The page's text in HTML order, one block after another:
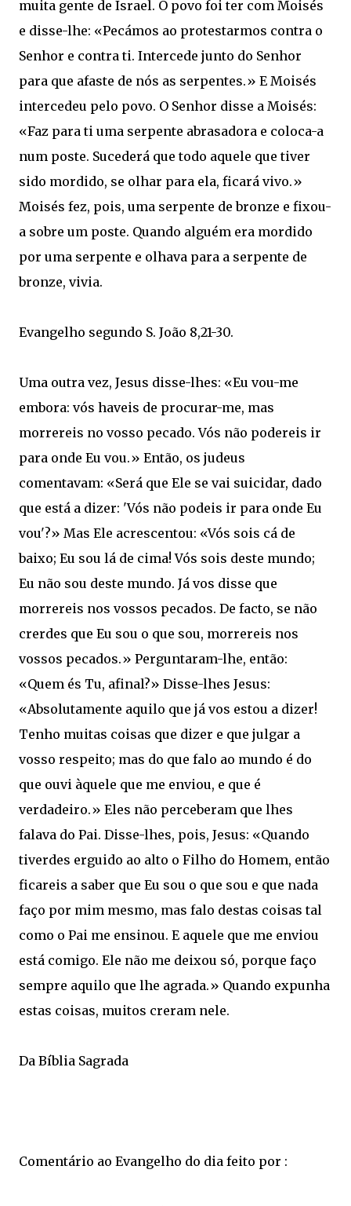
muita gente de Israel. O povo foi ter com Moisés
e disse-lhe: «Pecámos ao protestarmos contra o
Senhor e contra ti. Intercede junto do Senhor
para que afaste de nós as serpentes.» E Moisés
intercedeu pelo povo. O Senhor disse a Moisés:
«Faz para ti uma serpente abrasadora e coloca-a
num poste. Sucederá que todo aquele que tiver
sido mordido, se olhar para ela, ficará vivo.»
Moisés fez, pois, uma serpente de bronze e fixou-
a sobre um poste. Quando alguém era mordido
por uma serpente e olhava para a serpente de
bronze, vivia.
Evangelho segundo S. João 8,21-30.
Uma outra vez, Jesus disse-lhes: «Eu vou-me
embora: vós haveis de procurar-me, mas
morrereis no vosso pecado. Vós não podereis ir
para onde Eu vou.» Então, os judeus
comentavam: «Será que Ele se vai suicidar, dado
que está a dizer: 'Vós não podeis ir para onde Eu
vou'?» Mas Ele acrescentou: «Vós sois cá de
baixo; Eu sou lá de cima! Vós sois deste mundo;
Eu não sou deste mundo. Já vos disse que
morrereis nos vossos pecados. De facto, se não
crerdes que Eu sou o que sou, morrereis nos
vossos pecados.» Perguntaram-lhe, então:
«Quem és Tu, afinal?» Disse-lhes Jesus:
«Absolutamente aquilo que já vos estou a dizer!
Tenho muitas coisas que dizer e que julgar a
vosso respeito; mas do que falo ao mundo é do
que ouvi àquele que me enviou, e que é
verdadeiro.» Eles não perceberam que lhes
falava do Pai. Disse-lhes, pois, Jesus: «Quando
tiverdes erguido ao alto o Filho do Homem, então
ficareis a saber que Eu sou o que sou e que nada
faço por mim mesmo, mas falo destas coisas tal
como o Pai me ensinou. E aquele que me enviou
está comigo. Ele não me deixou só, porque faço
sempre aquilo que lhe agrada.» Quando expunha
estas coisas, muitos creram nele.
Da Bíblia Sagrada
Comentário ao Evangelho do dia feito por :